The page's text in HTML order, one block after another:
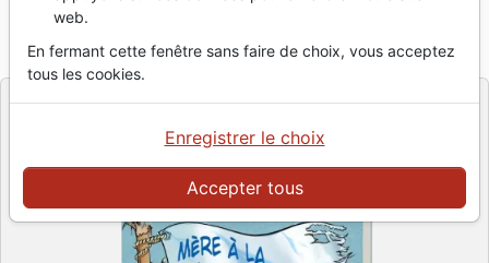
Référence
EditeurLa Maison de la Bible
web.
En fermant cette fenêtre sans faire de choix, vous acceptez
tous les cookies.
Accepter tous
Enregistrer le choix